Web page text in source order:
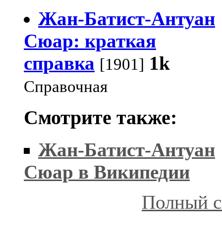
Жан-Батист-Антуан
Сюар: краткая
справка [1901] 1k
Справочная
Смотрите также:
Жан-Батист-Антуан
Сюар в Википедии
Полный